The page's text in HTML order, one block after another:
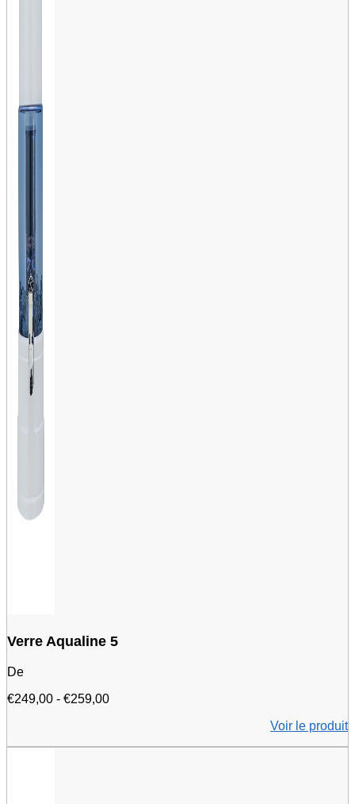
Verre Aqualine 5
De
€249,00 - €259,00Fourchette
Voir le produit